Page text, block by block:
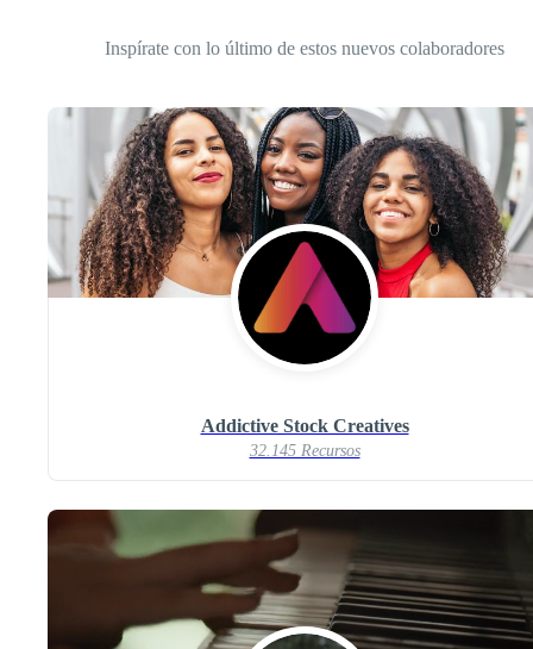
Inspírate con lo último de estos nuevos colaboradores
Addictive Stock Creatives
32.145 Recursos